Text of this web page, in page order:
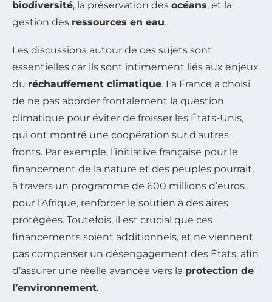
biodiversité, la préservation des océans, et la
gestion des ressources en eau.
Les discussions autour de ces sujets sont
essentielles car ils sont intimement liés aux enjeux
du réchauffement climatique. La France a choisi
de ne pas aborder frontalement la question
climatique pour éviter de froisser les États-Unis,
qui ont montré une coopération sur d’autres
fronts. Par exemple, l’initiative française pour le
financement de la nature et des peuples pourrait,
à travers un programme de 600 millions d’euros
pour l’Afrique, renforcer le soutien à des aires
protégées. Toutefois, il est crucial que ces
financements soient additionnels, et ne viennent
pas compenser un désengagement des États, afin
d’assurer une réelle avancée vers la protection de
l’environnement.